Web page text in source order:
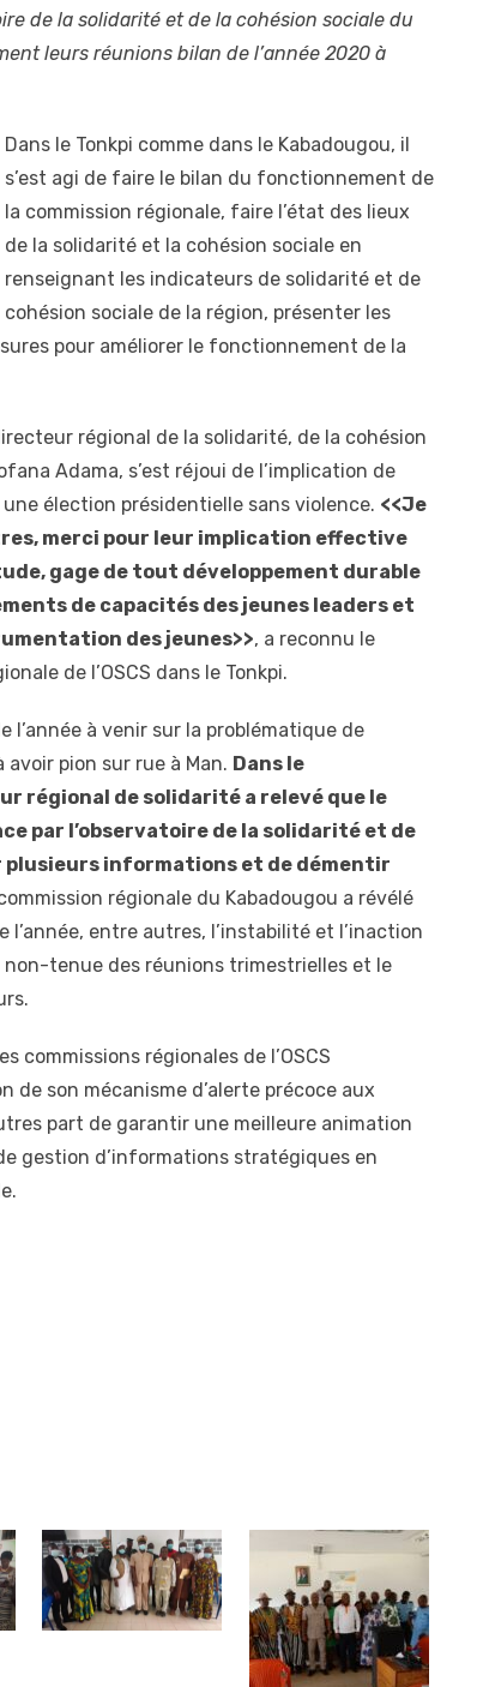
de la solidarité et de la cohésion sociale du
leurs réunions bilan de l’année 2020 à
Dans le Tonkpi comme dans le Kabadougou, il
s’est agi de faire le bilan du fonctionnement de
la commission régionale, faire l’état des lieux
de la solidarité et la cohésion sociale en
renseignant les indicateurs de solidarité et de
cohésion sociale de la région, présenter les
pour améliorer le fonctionnement de la
régional de la solidarité, de la cohésion
Adama, s’est réjoui de l’implication de
élection présidentielle sans violence. <<Je
merci pour leur implication effective
gage de tout développement durable
de capacités des jeunes leaders et
des jeunes>>, a reconnu le
de l’OSCS dans le Tonkpi.
à venir sur la problématique de
pion sur rue à Man. Dans le
régional de solidarité a relevé que le
par l’observatoire de la solidarité et de
plusieurs informations et de démentir
régionale du Kabadougou a révélé
entre autres, l’instabilité et l’inaction
tenue des réunions trimestrielles et le
commissions régionales de l’OSCS
de son mécanisme d’alerte précoce aux
part de garantir une meilleure animation
gestion d’informations stratégiques en